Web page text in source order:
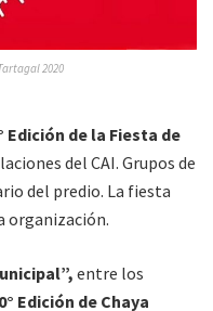
2020
Edición de la Fiesta de
del CAI. Grupos de
del predio. La fiesta
organización.
entre los
Edición de Chaya